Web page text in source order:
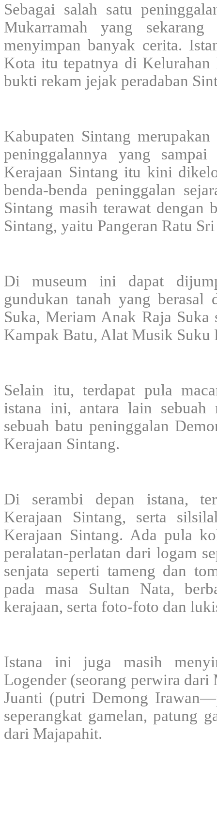
Sebagai salah satu
Mukarramah yang
menyimpan banyak cerita.
Kota itu tepatnya di
bukti rekam jejak peradaban
Kabupaten Sintang
peninggalannya yang
Kerajaan Sintang itu kini
benda-benda peninggalan
Sintang masih terawat dengan
Sintang, yaitu Pangeran Ratu
Di museum ini dapat
gundukan tanah yang
Suka, Meriam Anak Raja
Kampak Batu, Alat Musik
Selain itu,terdapat pula
istana ini, antara lain sebuah
sebuah batu peninggalan
Kerajaan Sintang.
Di serambi depan istana,
Kerajaan Sintang, serta
Kerajaan Sintang. Ada pula
peralatan-perlatan dari logam
senjata seperti tameng dan
pada masa Sultan Nata,
kerajaan, serta foto-foto dan
Istana ini juga masih
Logender (seorang perwira
Juanti (putri Demong
seperangkat gamelan, patung
dari Majapahit.